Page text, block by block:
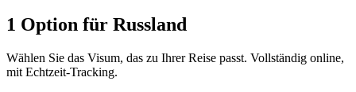
1 Option für Russland
Wählen Sie das Visum, das zu Ihrer Reise passt. Vollständig online,
mit Echtzeit-Tracking.